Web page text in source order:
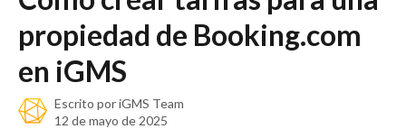
propiedad de Booking.com
en iGMS
Escrito poriGMS Team
12 de mayo de 2025